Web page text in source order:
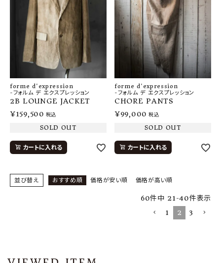
forme d'expression
-フォルム デ エクスプレッション
2B LOUNGE JACKET
¥159,500 税込
SOLD OUT
カートに入れる
forme d'expression
-フォルム デ エクスプレッション
CHORE PANTS
¥99,000 税込
SOLD OUT
カートに入れる
並び替え おすすめ順 価格が安い順 価格が高い順
60件中 21-40件表示
1
2 3